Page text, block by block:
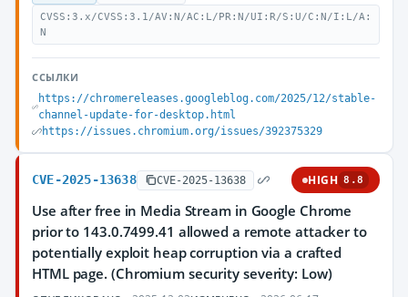
CVSS:3.x/CVSS:3.1/AV:N/AC:L/PR:N/UI:R/S:U/C:N/I:L/A:
N
ССЫЛКИ
https://chromereleases.googleblog.com/2025/12/stable-
channel-update-for-desktop.html
https://issues.chromium.org/issues/392375329
CVE-2025-13638 CVE-2025-13638 HIGH 8.8
Use after free in Media Stream in Google Chrome
prior to 143.0.7499.41 allowed a remote attacker to
potentially exploit heap corruption via a crafted
HTML page. (Chromium security severity: Low)